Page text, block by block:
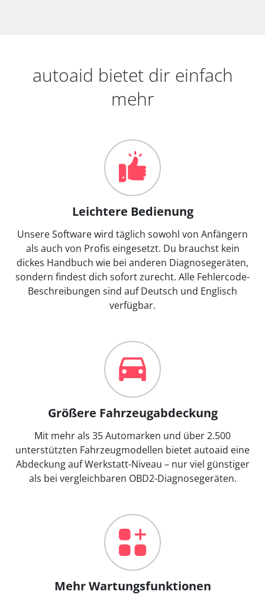
autoaid bietet dir einfach
mehr
Leichtere Bedienung
Unsere Software wird täglich sowohl von Anfängern
als auch von Profis eingesetzt. Du brauchst kein
dickes Handbuch wie bei anderen Diagnosegeräten,
sondern findest dich sofort zurecht. Alle Fehlercode-
Beschreibungen sind auf Deutsch und Englisch
verfügbar.
Größere Fahrzeugabdeckung
Mit mehr als 35 Automarken und über 2.500
unterstützten Fahrzeugmodellen bietet autoaid eine
Abdeckung auf Werkstatt-Niveau – nur viel günstiger
als bei vergleichbaren OBD2-Diagnosegeräten.
Mehr Wartungsfunktionen